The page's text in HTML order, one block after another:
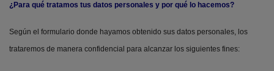
¿Para qué tratamos tus datos personales y por qué lo hacemos?
Según el formulario donde hayamos obtenido sus datos personales, los
trataremos de manera confidencial para alcanzar los siguientes fines: